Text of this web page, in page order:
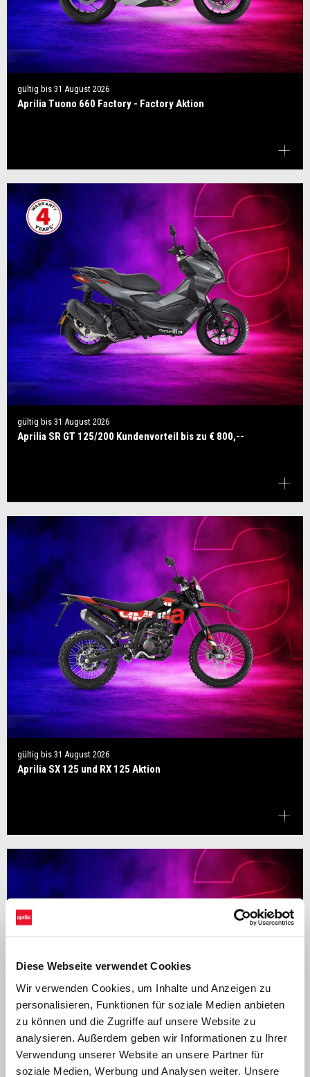
Diese Webseite verwendet Cookies
Wir verwenden Cookies, um Inhalte und Anzeigen zu
personalisieren, Funktionen für soziale Medien anbieten
zu können und die Zugriffe auf unsere Website zu
analysieren. Außerdem geben wir Informationen zu Ihrer
Verwendung unserer Website an unsere Partner für
soziale Medien, Werbung und Analysen weiter. Unsere
gültig bis 31 August 2026
Aprilia Tuono 660 Factory - Factory Aktion
gültig bis 31 August 2026
Aprilia SR GT 125/200 Kundenvorteil bis zu € 800,--
gültig bis 31 August 2026
Aprilia SX 125 und RX 125 Aktion